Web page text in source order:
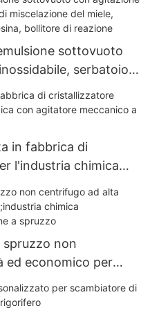
sottovuoto
serbatoio
di
di reazione
in fabbrica di
l'industria chimica
forma di W
spruzzo non
ed economico per
Unità di